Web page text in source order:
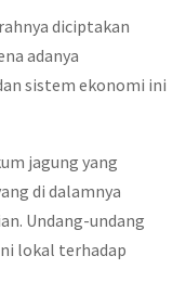
diciptakan
adanya
sistem ekonomi ini
jagung yang
di dalamnya
Undang-undang
lokal terhadap